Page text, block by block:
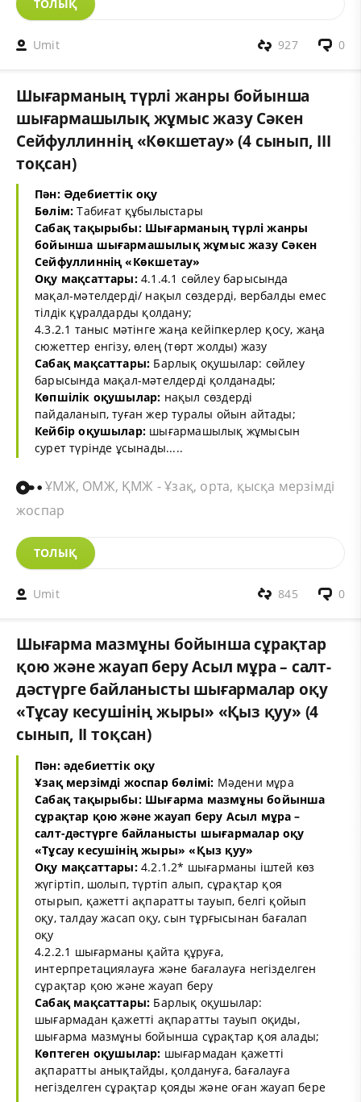
ТОЛЫҚ
Umit 0
927
Шығарманың түрлі жанры бойынша
шығармашылық жұмыс жазу Сәкен
Сейфуллиннің «Көкшетау» (4 сынып, III
тоқсан)
Пән: Әдебиеттік оқу
Бөлім:Табиғат құбылыстары
Сабақ тақырыбы: Шығарманың түрлі жанры
бойынша шығармашылық жұмыс жазу Сәкен
Сейфуллиннің «Көкшетау»
Оқу мақсаттары:4.1.4.1 сөйлеу барысында
мақал-мәтелдерді/ нақыл сөздерді, вербалды емес
тілдік құралдарды қолдану;
4.3.2.1 таныс мәтінге жаңа кейіпкерлер қосу, жаңа
сюжеттер енгізу, өлең (төрт жолды) жазу
Сабақ мақсаттары: Барлық оқушылар: сөйлеу
барысында мақал-мәтелдерді қолданады;
Көпшілік оқушылар: нақыл сөздерді
пайдаланып, туған жер туралы ойын айтады;
Кейбір оқушылар: шығармашылық жұмысын
сурет түрінде ұсынады.....
ҰМЖ, ОМЖ, ҚМЖ - Ұзақ, орта, қысқа мерзімді
жоспар
ТОЛЫҚ
Umit 0
845
Шығарма мазмұны бойынша сұрақтар
қою және жауап беру Асыл мұра – салт-
дәстүрге байланысты шығармалар оқу
«Тұсау кесушінің жыры» «Қыз қуу» (4
сынып, II тоқсан)
Пән: әдебиеттік оқу
Ұзақ мерзімді жоспар бөлімі: Мәдени мұра
Сабақ тақырыбы: Шығарма мазмұны бойынша
сұрақтар қою және жауап беру Асыл мұра –
салт-дәстүрге байланысты шығармалар оқу
«Тұсау кесушінің жыры» «Қыз қуу»
Оқу мақсаттары:4.2.1.2* шығарманы іштей көз
жүгіртіп, шолып, түртіп алып, сұрақтар қоя
отырып, қажетті ақпаратты тауып, белгі қойып
оқу, талдау жасап оқу, сын тұрғысынан бағалап
оқу
4.2.2.1 шығарманы қайта құруға,
интерпретациялауға және бағалауға негізделген
сұрақтар қою және жауап беру
Сабақ мақсаттары: Барлық оқушылар:
шығармадан қажетті ақпаратты тауып оқиды,
шығарма мазмұны бойынша сұрақтар қоя алады;
Көптеген оқушылар: шығармадан қажетті
ақпаратты анықтайды, қолдануға, бағалауға
негізделген сұрақтар қояды және оған жауап бере